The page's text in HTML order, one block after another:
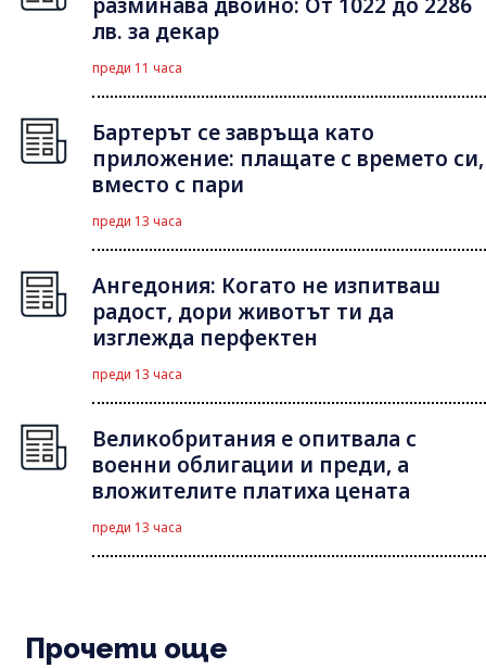
лв. за декар
преди 11 часа
Бартерът се завръща като
приложение: плащате с времето си,
вместо с пари
преди 13 часа
Ангедония: Когато не изпитваш
радост, дори животът ти да
изглежда перфектен
преди 13 часа
Великобритания е опитвала с
военни облигации и преди, а
вложителите платиха цената
преди 13 часа
Прочети още